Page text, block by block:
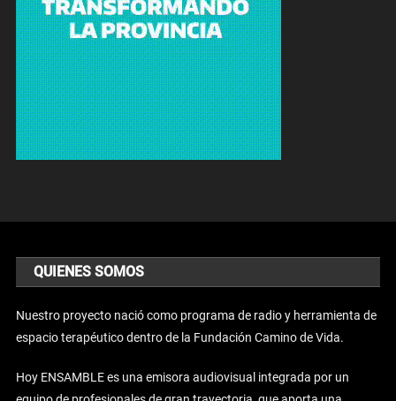
QUIENES SOMOS
Nuestro proyecto nació como programa de radio y herramienta de
espacio terapéutico dentro de la Fundación Camino de Vida.
Hoy ENSAMBLE es una emisora audiovisual integrada por un